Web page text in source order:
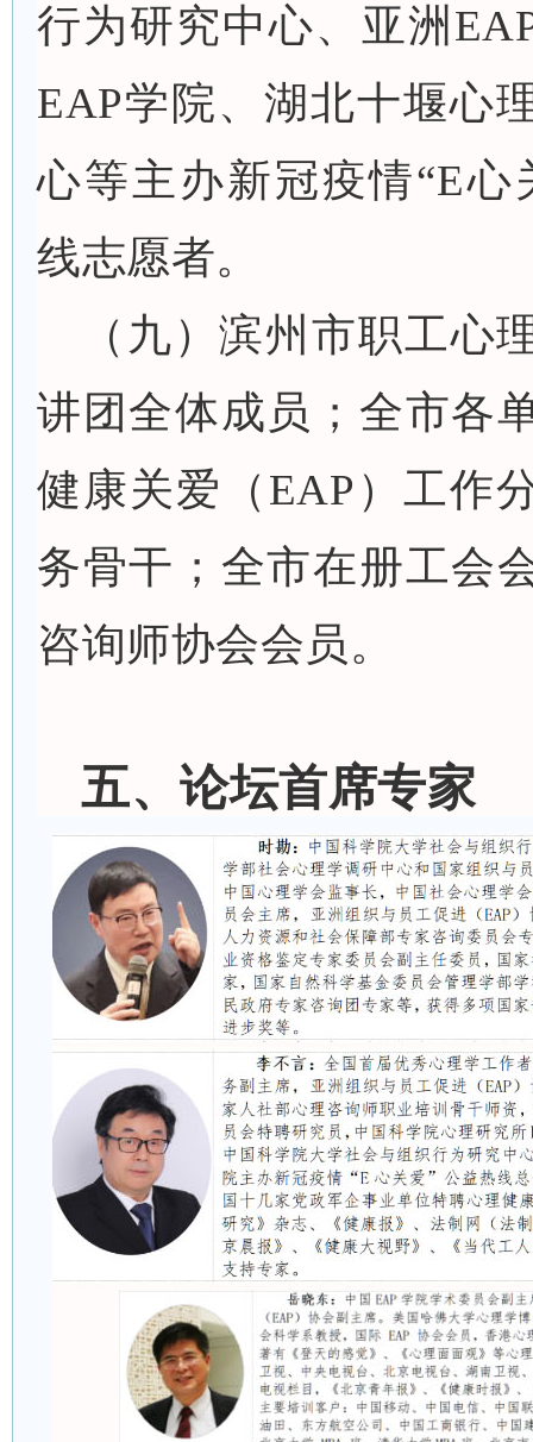
行为研究中心、亚洲
EAP学院、湖北十堰心
心等主办新冠疫情“E心
线志愿者。
（九）滨州市职工心
讲团全体成员；全市各
健康关爱（ EAP）工作
务骨干；全市在册工会
咨询师协会会员。
五、论坛首席专家